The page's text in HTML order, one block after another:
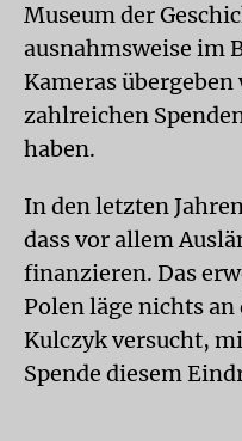
Museum der
ausnahmsweise im
Kameras
zahlreichen
haben.
In den letzten
dass vor allem
finanzieren. Das
Polen läge nichts
Kulczyk versucht,
Spende diesem